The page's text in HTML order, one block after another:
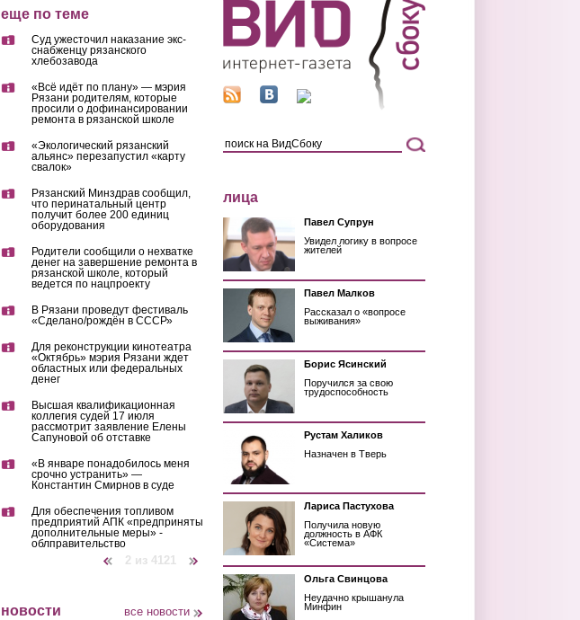
еще по теме
Суд ужесточил наказание экс-
снабженцу рязанского
хлебозавода
«Всё идёт по плану» — мэрия
Рязани родителям, которые
просили о дофинансировании
ремонта в рязанской школе
«Экологический рязанский
альянс» перезапустил «карту
свалок»
Рязанский Минздрав сообщил,
что перинатальный центр
получит более 200 единиц
оборудования
Родители сообщили о нехватке
денег на завершение ремонта в
рязанской школе, который
ведется по нацпроекту
В Рязани проведут фестиваль
«Сделано/рождён в СССР»
Для реконструкции кинотеатра
«Октябрь» мэрия Рязани ждет
областных или федеральных
денег
Высшая квалификационная
коллегия судей 17 июля
рассмотрит заявление Елены
Сапуновой об отставке
«В январе понадобилось меня
срочно устранить» —
Константин Смирнов в суде
Для обеспечения топливом
предприятий АПК «предприняты
дополнительные меры» -
облправительство
2 из 4121
новости все новости
лица
Павел Супрун
Увидел логику в вопросе
жителей
Павел Малков
Рассказал о «вопросе
выживания»
Борис Ясинский
Поручился за свою
трудоспособность
Рустам Халиков
Назначен в Тверь
Лариса Пастухова
Получила новую
должность в АФК
«Система»
Ольга Свинцова
Неудачно крышанула
Минфин